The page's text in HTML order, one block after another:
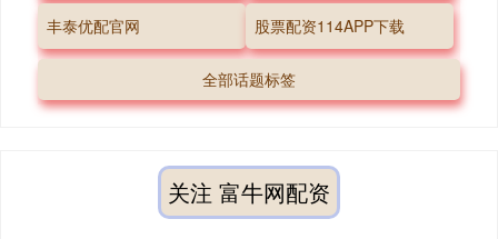
丰泰优配官网 股票配资114APP下载
全部话题标签
关注 富牛网配资